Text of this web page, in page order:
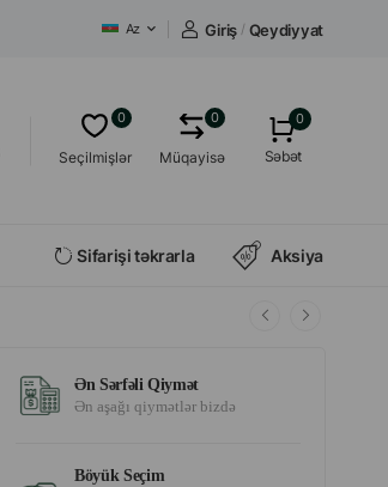
Az Giriş / Qeydiyyat
Seçilmişlər
0
Müqayisə
0 0
Səbət
Sifarişi təkrarla Aksiya
Ən Sərfəli Qiymət
Ən aşağı qiymətlər bizdə
Böyük Seçim